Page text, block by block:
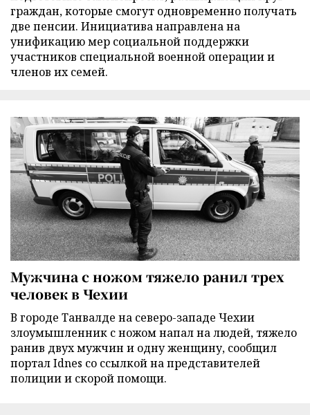
граждан, которые смогут одновременно получать
две пенсии. Инициатива направлена на
унификацию мер социальной поддержки
участников специальной военной операции и
членов их семей.
Мужчина с ножом тяжело ранил трех
человек в Чехии
В городе Танвалде на северо-западе Чехии
злоумышленник с ножом напал на людей, тяжело
ранив двух мужчин и одну женщину, сообщил
портал Idnes со ссылкой на представителей
полиции и скорой помощи.